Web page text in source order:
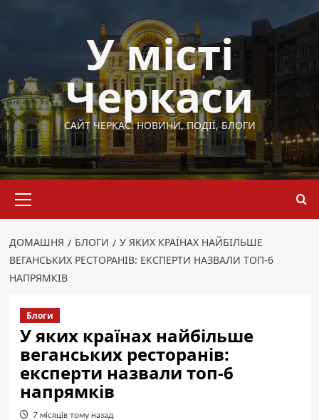
У місті
Черкаси
САЙТ ЧЕРКАС: НОВИНИ, ПОДІЇ, БЛОГИ
меню
ДОМАШНЯ БЛОГИ
У ЯКИХ КРАЇНАХ НАЙБІЛЬШЕ
ВЕГАНСЬКИХ РЕСТОРАНІВ: ЕКСПЕРТИ НАЗВАЛИ ТОП-6
НАПРЯМКІВ
Блоги
У яких країнах найбільше
веганських ресторанів:
експерти назвали топ-6
напрямків
7 місяців тому назад